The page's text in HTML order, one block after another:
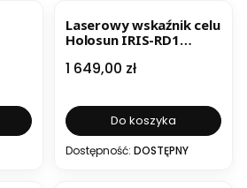
Laserowy wskaźnik celu
Holosun IRIS-RD1
Cena
1 649,00 zł
Do koszyka
Dostępność: DOSTĘPNY